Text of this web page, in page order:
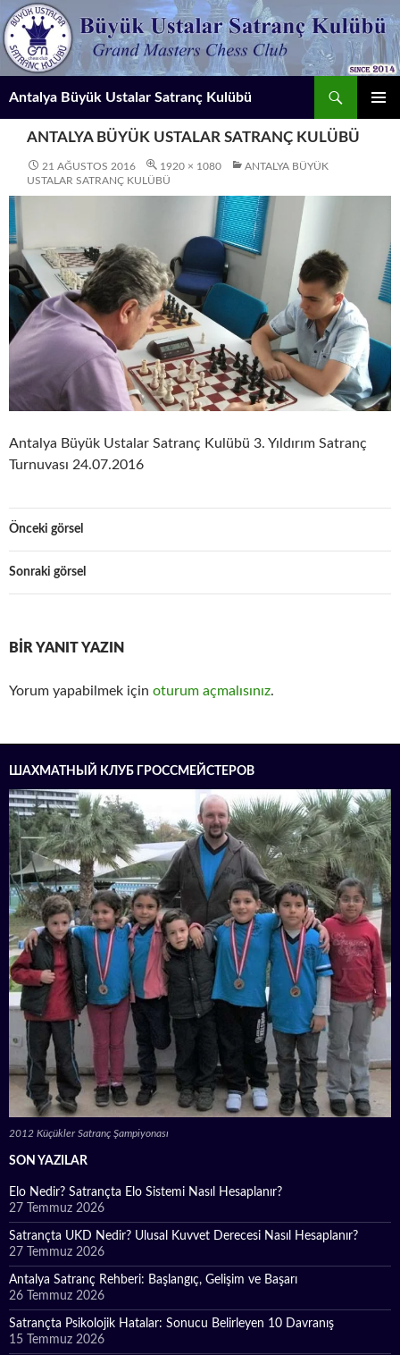
İçeriğe
atla
Antalya Büyük Ustalar Satranç Kulübü
ANTALYA BÜYÜK USTALAR SATRANÇ KULÜBÜ
21 AĞUSTOS 2016 1920 × 1080
ANTALYA BÜYÜK
USTALAR SATRANÇ KULÜBÜ
Antalya Büyük Ustalar Satranç Kulübü 3. Yıldırım Satranç
Turnuvası 24.07.2016
Önceki görsel
Sonraki görsel
BIR YANIT YAZIN
Yorum yapabilmek için oturum açmalısınız.
ШАХМАТНЫЙ КЛУБ ГРОССМЕЙСТЕРОВ
2012 Küçükler Satranç Şampiyonası
SON YAZILAR
Elo Nedir? Satrançta Elo Sistemi Nasıl Hesaplanır?
27 Temmuz 2026
Satrançta UKD Nedir? Ulusal Kuvvet Derecesi Nasıl Hesaplanır?
27 Temmuz 2026
Antalya Satranç Rehberi: Başlangıç, Gelişim ve Başarı
26 Temmuz 2026
Satrançta Psikolojik Hatalar: Sonucu Belirleyen 10 Davranış
15 Temmuz 2026